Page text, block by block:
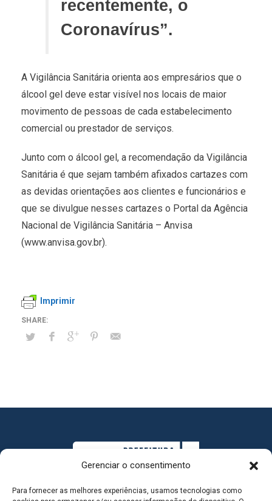
Gerenciar o consentimento
Para fornecer as melhores experiências, usamos tecnologias como
recentemente, o
Coronavírus”.
A Vigilância Sanitária orienta aos empresários que o
álcool gel deve estar visível nos locais de maior
movimento de pessoas de cada estabelecimento
comercial ou prestador de serviços.
Junto com o álcool gel, a recomendação da Vigilância
Sanitária é que sejam também afixados cartazes com
as devidas orientações aos clientes e funcionários e
que se divulgue nesses cartazes o Portal da Agência
Nacional de Vigilância Sanitária – Anvisa
(www.anvisa.gov.br).
Imprimir